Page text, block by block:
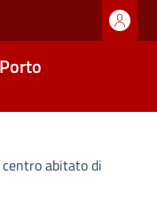
abitato di